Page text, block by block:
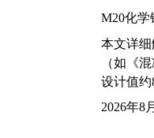
M20化学
本文详
（如《
设计值
2026年8